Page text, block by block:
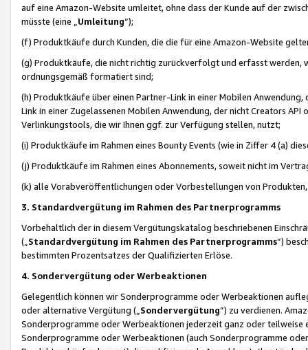
auf eine Amazon-Website umleitet, ohne dass der Kunde auf der
müsste (eine „ Umleitung“);
(f) Produktkäufe durch Kunden, die die für eine Amazon-Website
(g) Produktkäufe, die nicht richtig zurückverfolgt und erfasst werden,
ordnungsgemäß formatiert sind;
(h) Produktkäufe über einen Partner-Link in einer Mobilen
Link in einer Zugelassenen Mobilen Anwendung, der nicht Creators
Verlinkungstools, die wir Ihnen ggf. zur Verfügung stellen, nutzt;
(i) Produktkäufe im Rahmen eines Bounty Events (wie in Ziffer 4 (a)
(j) Produktkäufe im Rahmen eines Abonnements, soweit nicht im
(k) alle Vorabveröffentlichungen oder Vorbestellungen von
3. Standardvergütung im Rahmen des Partnerprogramms
Vorbehaltlich der in diesem Vergütungskatalog beschriebenen
(„ Standardvergütung im Rahmen des Partnerprogramms“)
bestimmten Prozentsatzes der Qualifizierten Erlöse.
4. Sondervergütung oder Werbeaktionen
Gelegentlich können wir Sonderprogramme oder Werbeaktionen
oder alternative Vergütung („ Sondervergütung”) zu verdienen.
Sonderprogramme oder Werbeaktionen jederzeit ganz oder
Sonderprogramme oder Werbeaktionen (auch Sonderprogramme